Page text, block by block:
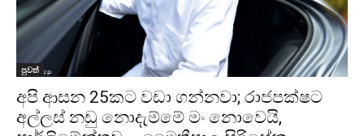
පුවත්
අපි ආසන 25කට වඩා ගන්නවා; රාජපක්ෂට
අල්ලස් නඩු නොදැම්මේ මං නොවෙයි,